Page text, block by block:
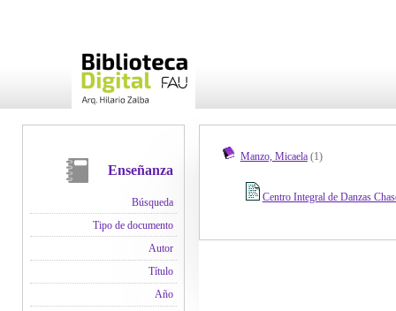
Enseñanza
Búsqueda
Tipo de documento
Autor
Título
Año
Manzo, Micaela(1)
Centro Integral de Danzas